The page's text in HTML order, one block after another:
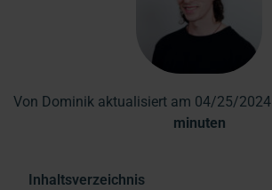
Von Dominik aktualisiert am 04/25/2024
minuten
Inhaltsverzeichnis